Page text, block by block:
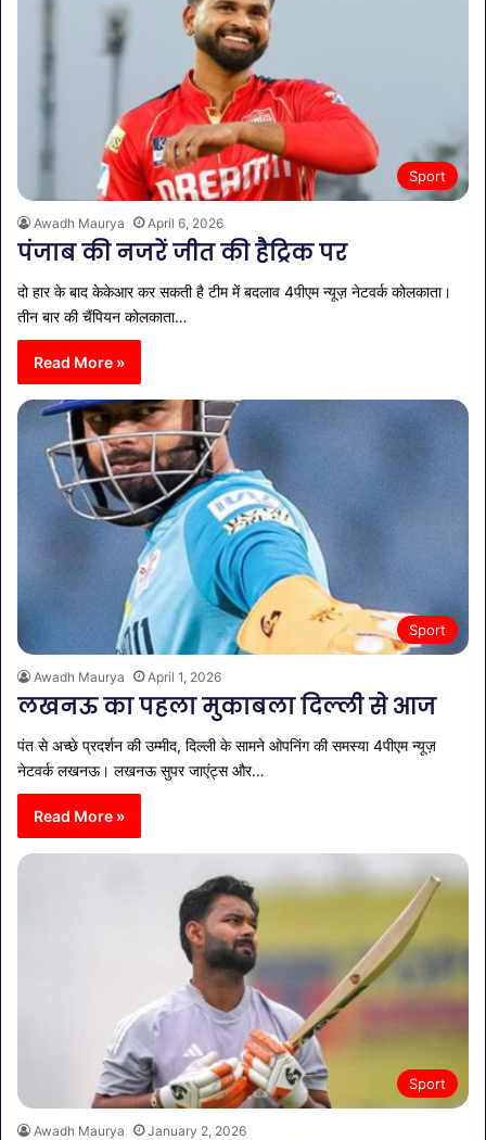
Sport
Awadh Maurya April 6, 2026
पंजाब की नजरें जीत की हैट्रिक पर
दो हार के बाद केकेआर कर सकती है टीम में बदलाव 4पीएम न्यूज़ नेटवर्क कोलकाता।
तीन बार की चैंपियन कोलकाता…
Read More »
Sport
Awadh Maurya April 1, 2026
लखनऊ का पहला मुकाबला दिल्ली से आज
पंत से अच्छे प्रदर्शन की उम्मीद, दिल्ली के सामने ओपनिंग की समस्या 4पीएम न्यूज़
नेटवर्क लखनऊ। लखनऊ सुपर जाएंट्स और…
Read More »
Sport
Awadh Maurya January 2, 2026